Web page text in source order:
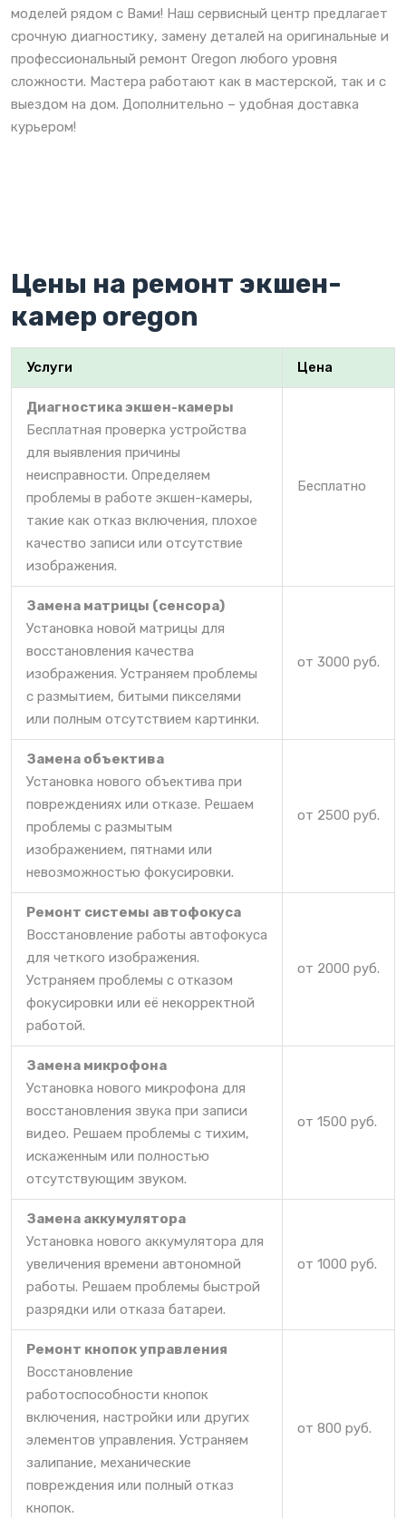
моделей рядом с Вами! Наш сервисный центр предлагает
срочную диагностику, замену деталей на оригинальные и
профессиональный ремонт Oregon любого уровня
сложности. Мастера работают как в мастерской, так и с
выездом на дом. Дополнительно – удобная доставка
курьером!
Цены на ремонт экшен-
камер oregon
Услуги Цена
Диагностика экшен-камеры
Бесплатная проверка устройства
для выявления причины
неисправности. Определяем
проблемы в работе экшен-камеры,
такие как отказ включения, плохое
качество записи или отсутствие
изображения.
Бесплатно
Замена матрицы (сенсора)
Установка новой матрицы для
восстановления качества
изображения. Устраняем проблемы
с размытием, битыми пикселями
или полным отсутствием картинки.
от 3000 руб.
Замена объектива
Установка нового объектива при
повреждениях или отказе. Решаем
проблемы с размытым
изображением, пятнами или
невозможностью фокусировки.
от 2500 руб.
Ремонт системы автофокуса
Восстановление работы автофокуса
для четкого изображения.
Устраняем проблемы с отказом
фокусировки или её некорректной
работой.
от 2000 руб.
Замена микрофона
Установка нового микрофона для
восстановления звука при записи
видео. Решаем проблемы с тихим,
искаженным или полностью
отсутствующим звуком.
от 1500 руб.
Замена аккумулятора
Установка нового аккумулятора для
увеличения времени автономной
работы. Решаем проблемы быстрой
разрядки или отказа батареи.
от 1000 руб.
Ремонт кнопок управления
Восстановление
работоспособности кнопок
включения, настройки или других
элементов управления. Устраняем
залипание, механические
повреждения или полный отказ
кнопок.
от 800 руб.